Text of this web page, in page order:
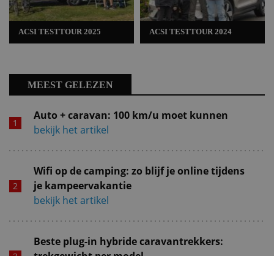
ACSI TESTTOUR 2025 ACSI TESTTOUR 2024
MEEST GELEZEN
Auto + caravan: 100 km/u moet kunnen
bekijk het artikel
Wifi op de camping: zo blijf je online tijdens
je kampeervakantie
bekijk het artikel
Beste plug-in hybride caravantrekkers: